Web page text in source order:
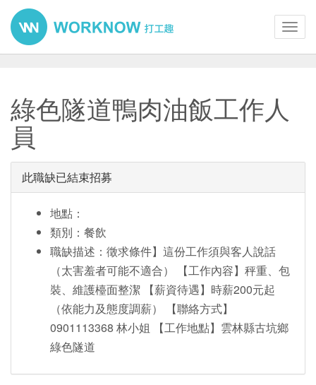
綠色隧道鴨肉油飯工作人
員
此職缺已結束招募
地點：
類別：餐飲
職缺描述：徵求條件】這份工作須與客人說話
（太害羞者可能不適合） 【工作內容】秤重、包
裝、維護檯面整潔 【薪資待遇】時薪200元起
（依能力及態度調薪） 【聯絡方式】
0901113368 林小姐 【工作地點】雲林縣古坑鄉
綠色隧道